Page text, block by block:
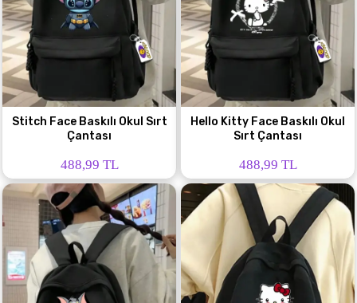
Stitch Face Baskılı Okul Sırt
Çantası
488,99 TL
Hello Kitty Face Baskılı Okul
Sırt Çantası
488,99 TL